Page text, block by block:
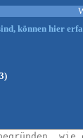
können hier